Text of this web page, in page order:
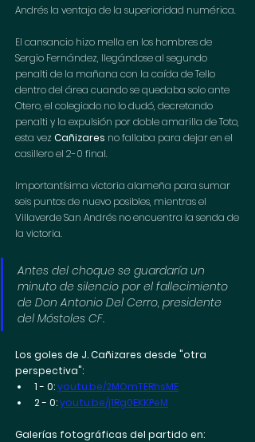
Andrés la ventaja de la superioridad numérica.
El cansancio hizo mella en los hombres de
Sergio Fernández, llegándose al segundo
penalti de la mañana con la caída de Tello
dentro del área cuando se quedaba solo ante
Otero, el colegiado no lo dudó, decretando
penalti y la expulsión por doble amarilla de Toto,
esta vez Cañizares no fallaba para dejar en el
casillero el 2-0 final.
Importantísima victoria alameña para sumar
seis puntos de nuevo posibles, mientras el
Villaverde San Andrés no encuentra la senda de
la victoria.
Antes del choque se guardaría un
minuto de silencio por el fallecimiento
de Don Antonio Del Cerro, presidente
del Móstoles CF.
Los goles de J. Cañizares desde "otra
perspectiva":
1 - 0: youtu.be/2MOmTERhsME
2 - 0: youtu.be/j1Rg0EKKPeM
Galerías fotográficas del partido en: